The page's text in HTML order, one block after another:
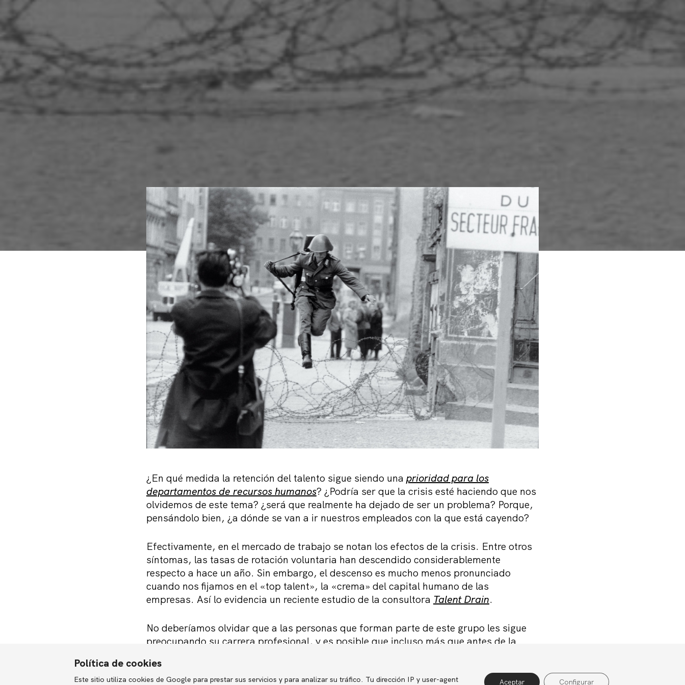
English Política de privacidad Política de cookies Aviso legal
¿En qué medida la retención del talento sigue siendo una prioridad para los
departamentos de recursos humanos? ¿Podría ser que la crisis esté haciendo que nos
olvidemos de este tema? ¿será que realmente ha dejado de ser un problema? Porque,
pensándolo bien, ¿a dónde se van a ir nuestros empleados con la que está cayendo?
Efectivamente, en el mercado de trabajo se notan los efectos de la crisis. Entre otros
síntomas, las tasas de rotación voluntaria han descendido considerablemente
respecto a hace un año. Sin embargo, el descenso es mucho menos pronunciado
cuando nos fijamos en el «top talent», la «crema» del capital humano de las
empresas. Así lo evidencia un reciente estudio de la consultora Talent Drain.
No deberíamos olvidar que a las personas que forman parte de este grupo les sigue
preocupando su carrera profesional, y es posible que incluso más que antes de la
por la escasez de oportunidades de desarrollo provocada por la congelación de
proyectos, inversiones y formación que vemos en muchas organizaciones.
Política de cookies
Este sitio utiliza cookies de Google para prestar sus servicios y para analizar su tráfico. Tu dirección IP y user-agent
Aceptar Configurar